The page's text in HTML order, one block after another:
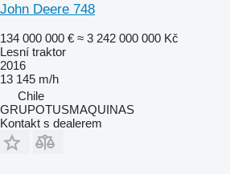
John Deere 748
134 000 000 € ≈ 3 242 000 000 Kč
Lesní traktor
2016
13 145 m/h
Chile
GRUPOTUSMAQUINAS
Kontakt s dealerem